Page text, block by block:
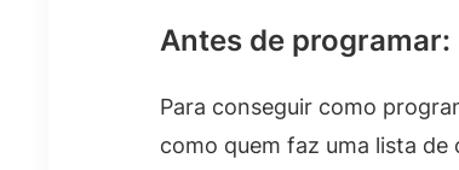
Antes de
Para conseguir como
como quem faz uma lista